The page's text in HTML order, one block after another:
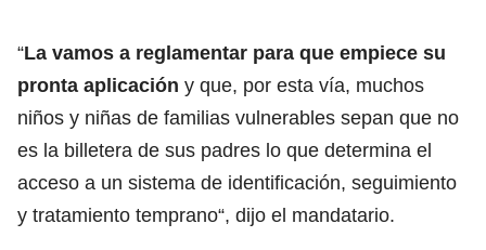
“La vamos a reglamentar para que empiece su
pronta aplicación y que, por esta vía, muchos
niños y niñas de familias vulnerables sepan que no
es la billetera de sus padres lo que determina el
acceso a un sistema de identificación, seguimiento
y tratamiento temprano“, dijo el mandatario.